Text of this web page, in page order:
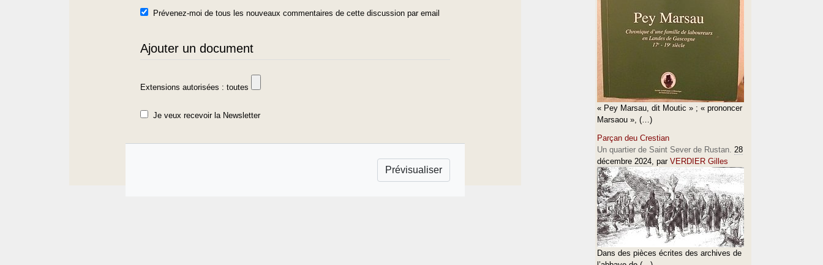
Prévenez-moi de tous les nouveaux commentaires de cette discussion par email
Ajouter un document
Extensions autorisées : toutes
Je veux recevoir la Newsletter
« Pey Marsau, dit Moutic » ; « prononcer
Marsaou », (…)
Parçan deu Crestian
Un quartier de Saint Sever de Rustan. 28
décembre 2024, par VERDIER Gilles
Dans des pièces écrites des archives de